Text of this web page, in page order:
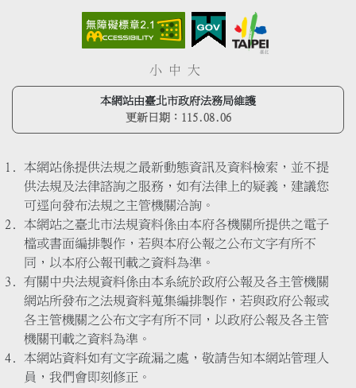
小 中 大
本網站由臺北市政府法務局維護
更新日期： 115.08.06
本網站係提供法規之最新動態資訊及資料檢索，並不提
供法規及法律諮詢之服務，如有法律上的疑義，建議您
可逕向發布法規之主管機關洽詢。
本網站之臺北市法規資料係由本府各機關所提供之電子
檔或書面編排製作，若與本府公報之公布文字有所不
同，以本府公報刊載之資料為準。
有關中央法規資料係由本系統於政府公報及各主管機關
網站所發布之法規資料蒐集編排製作，若與政府公報或
各主管機關之公布文字有所不同，以政府公報及各主管
機關刊載之資料為準。
本網站資料如有文字疏漏之處，敬請告知本網站管理人
員，我們會即刻修正。